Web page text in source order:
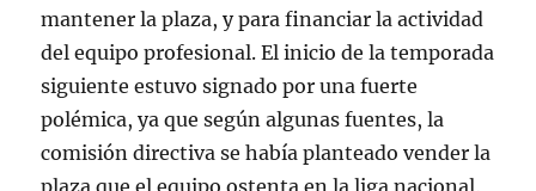
mantener la plaza, y para financiar la actividad
del equipo profesional. El inicio de la temporada
siguiente estuvo signado por una fuerte
polémica, ya que según algunas fuentes, la
comisión directiva se había planteado vender la